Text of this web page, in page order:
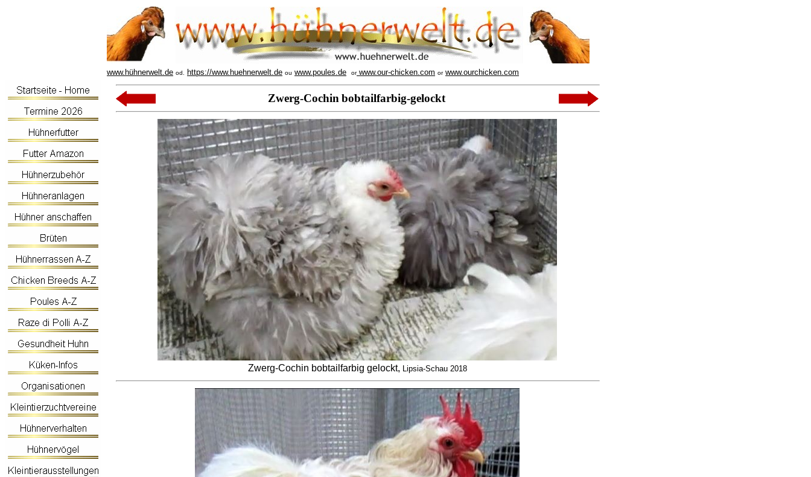
www.hühnerwelt.de od. https://www.huehnerwelt.de ou www.poules.de orwww.our-chicken.com or www.ourchicken.com
Zwerg-Cochin bobtailfarbig-gelockt
Zwerg-Cochin bobtailfarbig gelockt, Lipsia-Schau 2018